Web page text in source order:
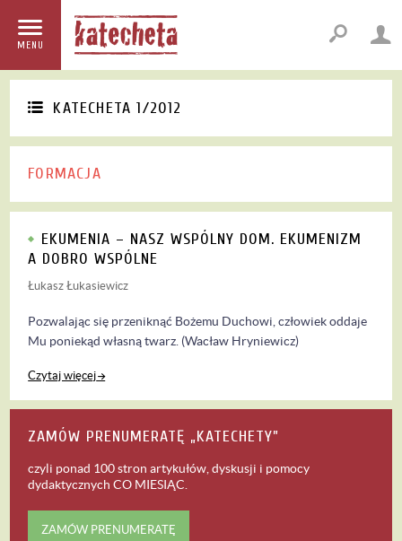
MENU
KATECHETA 1/2012
FORMACJA
EKUMENIA – NASZ WSPÓLNY DOM. EKUMENIZM
A DOBRO WSPÓLNE
Łukasz Łukasiewicz
Pozwalając się przeniknąć Bożemu Duchowi, człowiek oddaje
Mu poniekąd własną twarz. (Wacław Hryniewicz)
Czytaj więcej
ZAMÓW PRENUMERATĘ „KATECHETY”
czyli ponad 100 stron artykułów, dyskusji i pomocy
dydaktycznychCO MIESIĄC
ZAMÓW PRENUMERATĘ